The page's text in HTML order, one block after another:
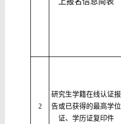
2
研究生学籍在线认证报
告或已获得的最高学位
证、学历证复印件